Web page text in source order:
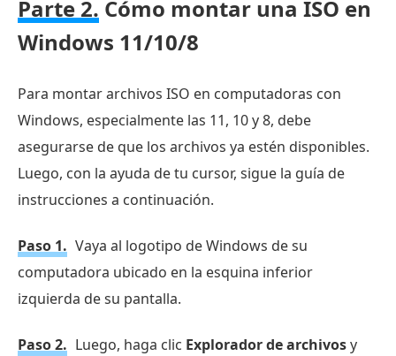
ISO
y
en
Windows
y
Mac
Parte
Preguntas
frecuentes
sobre
montaje
Parte 2. Cómo montar una ISO en
Windows 11/10/8
Para montar archivos ISO en computadoras con
Windows, especialmente las 11, 10 y 8, debe
asegurarse de que los archivos ya estén disponibles.
Luego, con la ayuda de tu cursor, sigue la guía de
instrucciones a continuación.
Paso 1. Vaya al logotipo de Windows de su
computadora ubicado en la esquina inferior
izquierda de su pantalla.
Paso 2. Luego, haga clic Explorador de archivosy